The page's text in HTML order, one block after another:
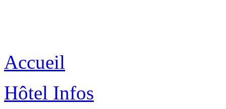
Accueil
Hôtel Infos